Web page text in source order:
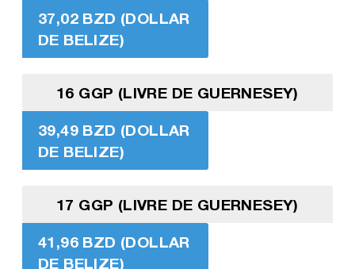
37,02 BZD (DOLLAR
DE BELIZE)
16 GGP (LIVRE DE GUERNESEY)
39,49 BZD (DOLLAR
DE BELIZE)
17 GGP (LIVRE DE GUERNESEY)
41,96 BZD (DOLLAR
DE BELIZE)